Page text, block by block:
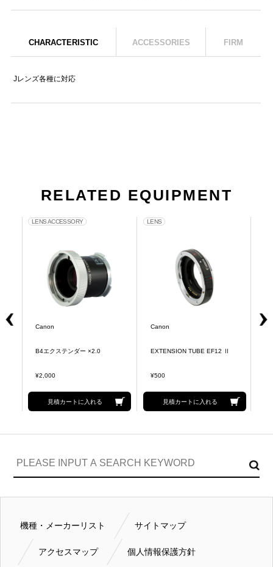
CHARACTERISTIC ACCESSORIES FIRM
Jレンズ各種に対応
RELATED EQUIPMENT
LENS ACCESSORY
Canon
B4エクステンダー ×2.0
¥2,000
見積カートに入れる
LENS
Canon
EXTENSION TUBE EF12 Ⅱ
¥500
見積カートに入れる
機種・メーカーリスト サイトマップ
アクセスマップ 個人情報保護方針